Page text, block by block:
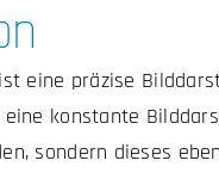
eine präzise
eine konstante
sondern dieses